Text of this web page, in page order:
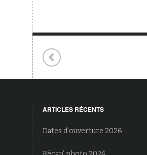
ARTICLES RÉCENTS
Dates d’ouverture 2026